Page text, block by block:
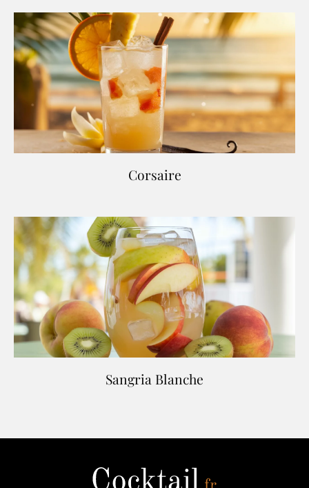
Corsaire
Sangria Blanche